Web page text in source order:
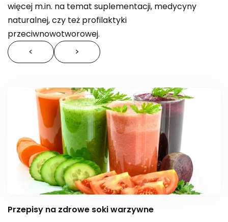
więcej m.in. na temat suplementacji, medycyny
naturalnej, czy też profilaktyki
przeciwnowotworowej.
<
>
Przepisy na zdrowe soki warzywne